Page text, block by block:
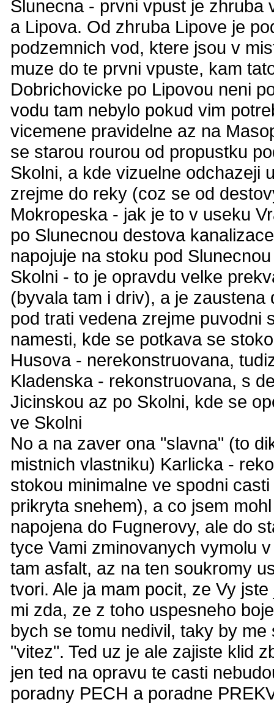
Slunecna - prvni vpust je zhruba
a Lipova. Od zhruba Lipove je
podzemnich vod, ktere jsou v
muze do te prvni vpuste, kam
Dobrichovicke po Lipovou neni
vodu tam nebylo pokud vim
vicemene pravidelne az na
se starou rourou od propustku
Skolni, a kde vizuelne odchazeji
zrejme do reky (coz se od
Mokropeska - jak je to v useku
po Slunecnou destova
napojuje na stoku pod Slunecnou
Skolni - to je opravdu velke
(byvala tam i driv), a je
pod trati vedena zrejme puvodni
namesti, kde se potkava se
Husova - nerekonstruovana,
Kladenska - rekonstruovana, s
Jicinskou az po Skolni, kde se
ve Skolni
No a na zaver ona "slavna" (to
mistnich vlastniku) Karlicka -
stokou minimalne ve spodni
prikryta snehem), a co jsem
napojena do Fugnerovy, ale do
tyce Vami zminovanych vymolu
tam asfalt, az na ten soukromy
tvori. Ale ja mam pocit, ze Vy
mi zda, ze z toho uspesneho
bych se tomu nedivil, taky by
"vitez". Ted uz je ale zajiste klid
jen ted na opravu te casti
poradny PECH a poradne